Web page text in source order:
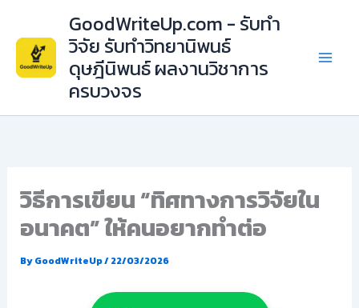
content
GoodWriteUp.com - รับทำ
วิจัย รับทำวิทยานิพนธ์
ดุษฎีนิพนธ์ ผลงานวิชาการ
ครบวงจร
วิธีการเขียน “ทิศทางการวิจัยใน
อนาคต” ให้คนอยากทำต่อ
ByGoodWriteUp/22/03/2026